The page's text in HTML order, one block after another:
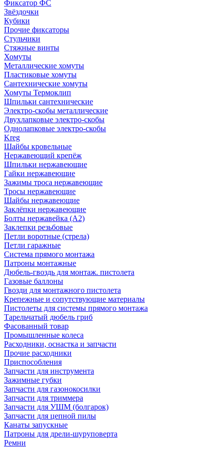
Фиксатор ФС
Звёздочки
Кубики
Прочие фиксаторы
Стульчики
Стяжные винты
Хомуты
Металлические хомуты
Пластиковые хомуты
Сантехнические хомуты
Хомуты Термоклип
Шпильки сантехнические
Электро-скобы металлические
Двухлапковые электро-скобы
Однолапковые электро-скобы
Kreg
Шайбы кровельные
Нержавеющий крепёж
Шпильки нержавеющие
Гайки нержавеющие
Зажимы троса нержавеющие
Тросы нержавеющие
Шайбы нержавеющие
Заклёпки нержавеющие
Болты нержавейка (А2)
Заклепки резьбовые
Петли воротные (стрела)
Петли гаражные
Система прямого монтажа
Патроны монтажные
Дюбель-гвоздь для монтаж. пистолета
Газовые баллоны
Гвозди для монтажного пистолета
Крепежные и сопутствующие материалы
Пистолеты для системы прямого монтажа
Тарельчатый дюбель гриб
Фасованный товар
Промышленные колеса
Расходники, оснастка и запчасти
Прочие расходники
Приспособления
Запчасти для инструмента
Зажимные губки
Запчасти для газонокосилки
Запчасти для триммера
Запчасти для УШМ (болгарок)
Запчасти для цепной пилы
Канаты запускные
Патроны для дрели-шуруповерта
Ремни